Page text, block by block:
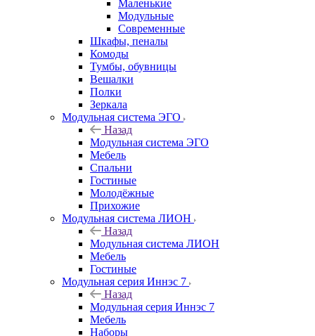
Маленькие
Модульные
Современные
Шкафы, пеналы
Комоды
Тумбы, обувницы
Вешалки
Полки
Зеркала
Модульная система ЭГО
Назад
Модульная система ЭГО
Мебель
Спальни
Гостиные
Молодёжные
Прихожие
Модульная система ЛИОН
Назад
Модульная система ЛИОН
Мебель
Гостиные
Модульная серия Иннэс 7
Назад
Модульная серия Иннэс 7
Мебель
Наборы